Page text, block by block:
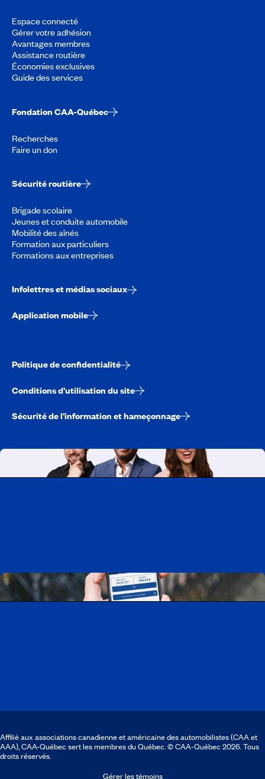
Espace connecté
Gérer votre adhésion
Avantages membres
Assistance routière
Économies exclusives
Guide des services
Fondation CAA-Québec
Recherches
Faire un don
Sécurité routière
Brigade scolaire
Jeunes et conduite automobile
Mobilité des aînés
Formation aux particuliers
Formations aux entreprises
Infolettres et médias sociaux
Application mobile
Politique de confidentialité
Conditions d’utilisation du site
Sécurité de l’information et hameçonnage
Affilié aux associations canadienne et américaine des automobilistes (CAA et
AAA), CAA-Québec sert les membres du Québec. © CAA‑Québec 2026. Tous
droits réservés.
Gérer les témoins